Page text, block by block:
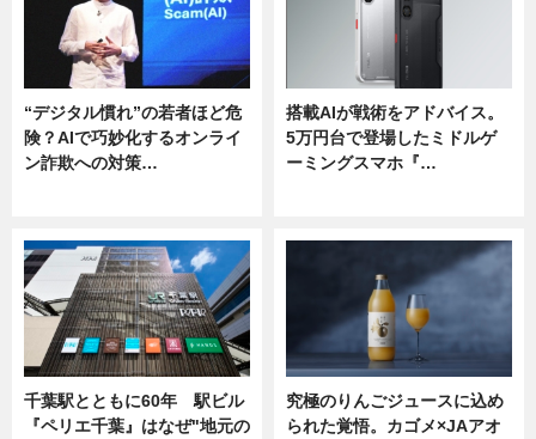
“デジタル慣れ”の若者ほど危
険？AIで巧妙化するオンライ
ン詐欺への対策…
搭載AIが戦術をアドバイス。
5万円台で登場したミドルゲ
ーミングスマホ『…
千葉駅とともに60年 駅ビル
『ペリエ千葉』はなぜ"地元の
究極のりんごジュースに込め
られた覚悟。カゴメ×JAアオ